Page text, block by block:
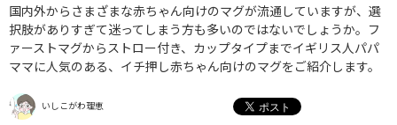
国内外からさまざまな赤ちゃん向けのマグが流通していますが、選
択肢がありすぎて迷ってしまう方も多いのではないでしょうか。フ
ァーストマグからストロー付き、カップタイプまでイギリス人パパ
ママに人気のある、イチ押し赤ちゃん向けのマグをご紹介します。
いしこがわ理恵